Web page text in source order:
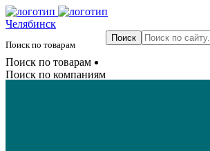
Челябинск
Поиск по товарам
Поиск по товарам
Поиск по компаниям